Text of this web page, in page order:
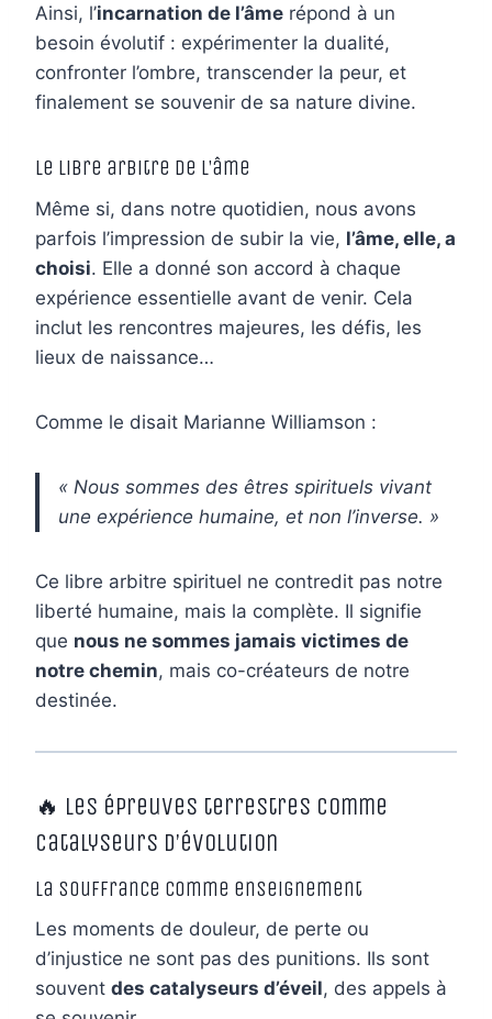
Ainsi, l’incarnation de l’âme répond à un
besoin évolutif : expérimenter la dualité,
confronter l’ombre, transcender la peur, et
finalement se souvenir de sa nature divine.
Le libre arbitre de l’âme
Même si, dans notre quotidien, nous avons
parfois l’impression de subir la vie, l’âme, elle, a
choisi. Elle a donné son accord à chaque
expérience essentielle avant de venir. Cela
inclut les rencontres majeures, les défis, les
lieux de naissance…
Comme le disait Marianne Williamson :
« Nous sommes des êtres spirituels vivant
une expérience humaine, et non l’inverse. »
Ce libre arbitre spirituel ne contredit pas notre
liberté humaine, mais la complète. Il signifie
que nous ne sommes jamais victimes de
notre chemin, mais co-créateurs de notre
destinée.
🔥 Les épreuves terrestres comme
catalyseurs d’évolution
La souffrance comme enseignement
Les moments de douleur, de perte ou
d’injustice ne sont pas des punitions. Ils sont
souvent des catalyseurs d’éveil, des appels à